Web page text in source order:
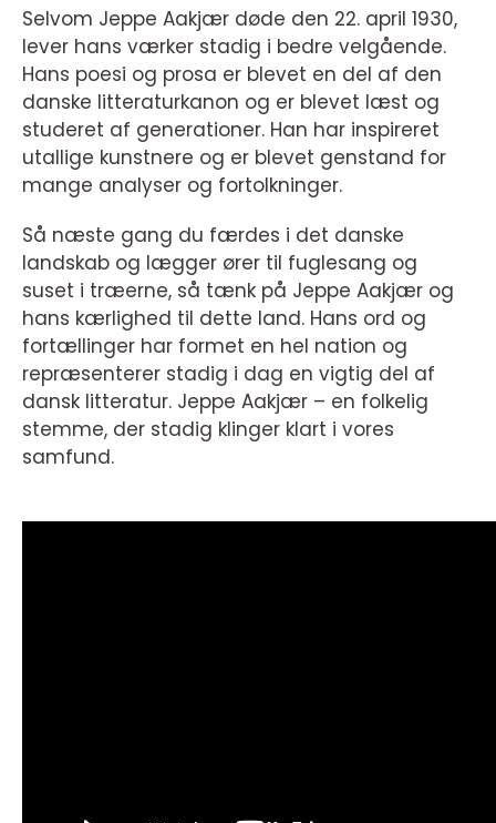
Selvom Jeppe Aakjær døde den 22. april 1930,
lever hans værker stadig i bedre velgående.
Hans poesi og prosa er blevet en del af den
danske litteraturkanon og er blevet læst og
studeret af generationer. Han har inspireret
utallige kunstnere og er blevet genstand for
mange analyser og fortolkninger.
Så næste gang du færdes i det danske
landskab og lægger ører til fuglesang og
suset i træerne, så tænk på Jeppe Aakjær og
hans kærlighed til dette land. Hans ord og
fortællinger har formet en hel nation og
repræsenterer stadig i dag en vigtig del af
dansk litteratur. Jeppe Aakjær – en folkelig
stemme, der stadig klinger klart i vores
samfund.